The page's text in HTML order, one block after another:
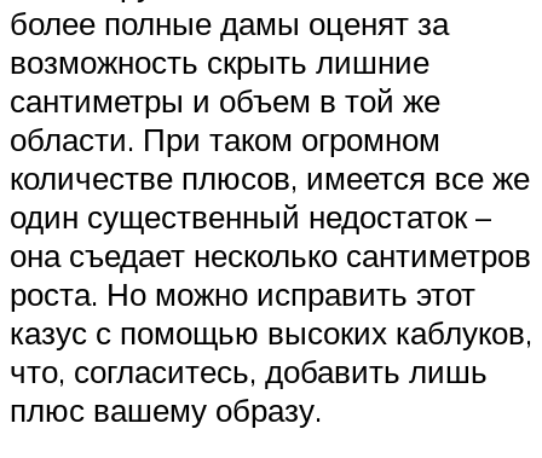
более полные дамы оценят за
возможность скрыть лишние
сантиметры и объем в той же
области. При таком огромном
количестве плюсов, имеется все же
один существенный недостаток –
она съедает несколько сантиметров
роста. Но можно исправить этот
казус с помощью высоких каблуков,
что, согласитесь, добавить лишь
плюс вашему образу.